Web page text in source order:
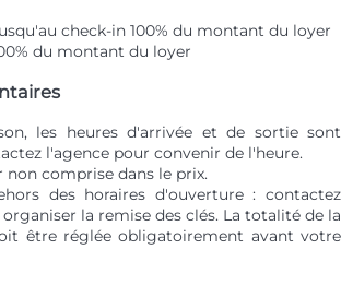
check-in 100% du montant du loyer
du montant du loyer
les heures d'arrivée et de sortie sont
l'agence pour convenir de l'heure.
non comprise dans le prix.
des horaires d'ouverture : contactez
la remise des clés. La totalité de la
être réglée obligatoirement avant votre